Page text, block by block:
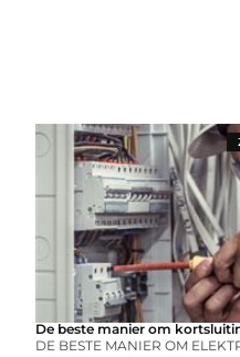
De beste manier om
DE BESTE MANIER OM